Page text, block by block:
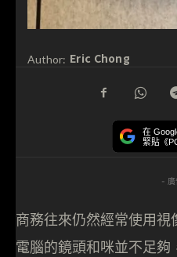
Author: Eric Chong
在
緊貼《
- 廣
商務往來仍然經常使用
電腦的鏡頭和咪並不足